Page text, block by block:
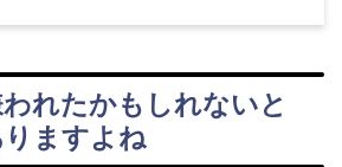
れたかもしれないと
ますよね